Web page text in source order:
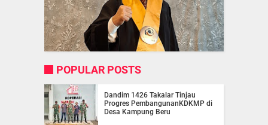
POPULAR POSTS
Dandim 1426 Takalar Tinjau
Progres PembangunanKDKMP di
Desa Kampung Beru